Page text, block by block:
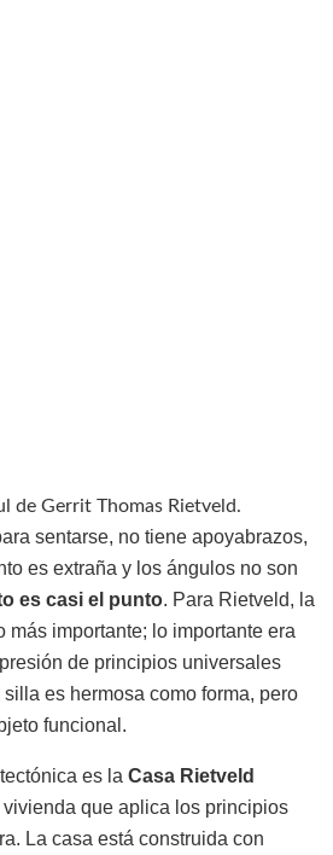
de Gerrit Thomas Rietveld.
sentarse, no tiene apoyabrazos,
es extraña y los ángulos no son
es casi el punto. Para Rietveld, la
más importante; lo importante era
de principios universales
es hermosa como forma, pero
funcional.
es la Casa Rietveld
vivienda que aplica los principios
La casa está construida con